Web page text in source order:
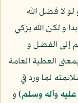
لا فضل الله
و لكن الله يزكي
زكاتهم إلى الفضل و
العطية العامة
لما ورد في
وآله وسلم)و